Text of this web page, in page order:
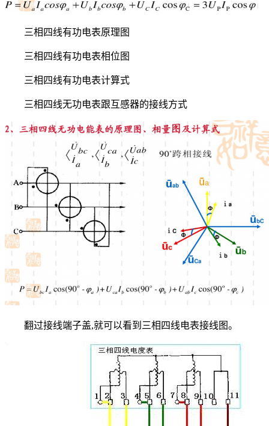
三相四线有功电表原理图
三相四线有功电表相位图
三相四线有功电表计算式
三相四线无功电表跟互感器的接线方式
翻过接线端子盖,就可以看到三相四线电表接线图。